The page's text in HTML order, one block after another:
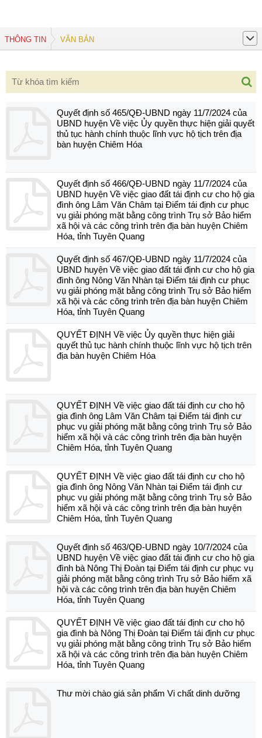
THÔNG TIN VĂN BẢN
Quyết định số 465/QĐ-UBND ngày 11/7/2024 của
UBND huyện Về việc Ủy quyền thực hiện giải quyết
thủ tục hành chính thuộc lĩnh vực hộ tịch trên địa
bàn huyện Chiêm Hóa
Quyết định số 466/QĐ-UBND ngày 11/7/2024 của
UBND huyện Về việc giao đất tái định cư cho hộ gia
đình ông Lâm Văn Châm tại Điểm tái định cư phục
vụ giải phóng mặt bằng công trình Trụ sở Bảo hiểm
xã hội và các công trình trên địa bàn huyện Chiêm
Hóa, tỉnh Tuyên Quang
Quyết định số 467/QĐ-UBND ngày 11/7/2024 của
UBND huyện Về việc giao đất tái định cư cho hộ gia
đình ông Nông Văn Nhàn tại Điểm tái định cư phục
vụ giải phóng mặt bằng công trình Trụ sở Bảo hiểm
xã hội và các công trình trên địa bàn huyện Chiêm
Hóa, tỉnh Tuyên Quang
QUYẾT ĐỊNH Về việc Ủy quyền thực hiện giải
quyết thủ tục hành chính thuộc lĩnh vực hộ tịch trên
địa bàn huyện Chiêm Hóa
QUYẾT ĐỊNH Về việc giao đất tái định cư cho hộ
gia đình ông Lâm Văn Châm tại Điểm tái định cư
phục vụ giải phóng mặt bằng công trình Trụ sở Bảo
hiểm xã hội và các công trình trên địa bàn huyện
Chiêm Hóa, tỉnh Tuyên Quang
QUYẾT ĐỊNH Về việc giao đất tái định cư cho hộ
gia đình ông Nông Văn Nhàn tại Điểm tái định cư
phục vụ giải phóng mặt bằng công trình Trụ sở Bảo
hiểm xã hội và các công trình trên địa bàn huyện
Chiêm Hóa, tỉnh Tuyên Quang
Quyết định số 463/QĐ-UBND ngày 10/7/2024 của
UBND huyện Về việc giao đất tái định cư cho hộ gia
đình bà Nông Thị Đoàn tại Điểm tái định cư phục vụ
giải phóng mặt bằng công trình Trụ sở Bảo hiểm xã
hội và các công trình trên địa bàn huyện Chiêm
Hóa, tỉnh Tuyên Quang
QUYẾT ĐỊNH Về việc giao đất tái định cư cho hộ
gia đình bà Nông Thị Đoàn tại Điểm tái định cư phục
vụ giải phóng mặt bằng công trình Trụ sở Bảo hiểm
xã hội và các công trình trên địa bàn huyện Chiêm
Hóa, tỉnh Tuyên Quang
Thư mời chào giá sản phẩm Vi chất dinh dưỡng